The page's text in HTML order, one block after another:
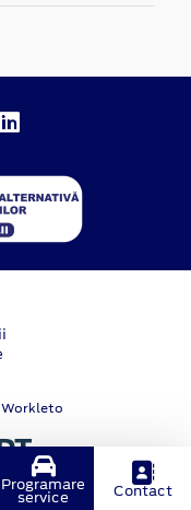
Programare
service Contact